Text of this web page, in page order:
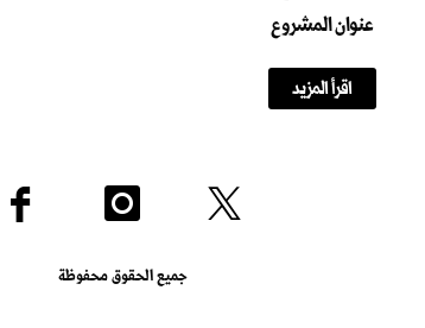
عنوان المشروع
اقرأ المزيد
جميع الحقوق محفوظة